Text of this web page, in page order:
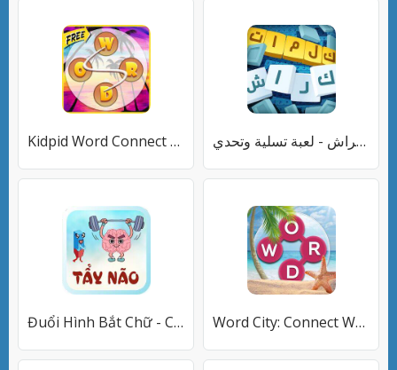
Kidpid Word Connect - Free Puz كلمات كراش - لعبة تسلية وتحدي
Đuổi Hình Bắt Chữ - Cấp Độ Khó Word City: Connect Word Game